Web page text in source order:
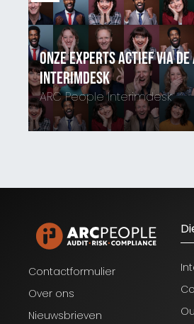
actief via de ARC
Interimdesk
Contactformulier
Over ons
Nieuwsbrieven